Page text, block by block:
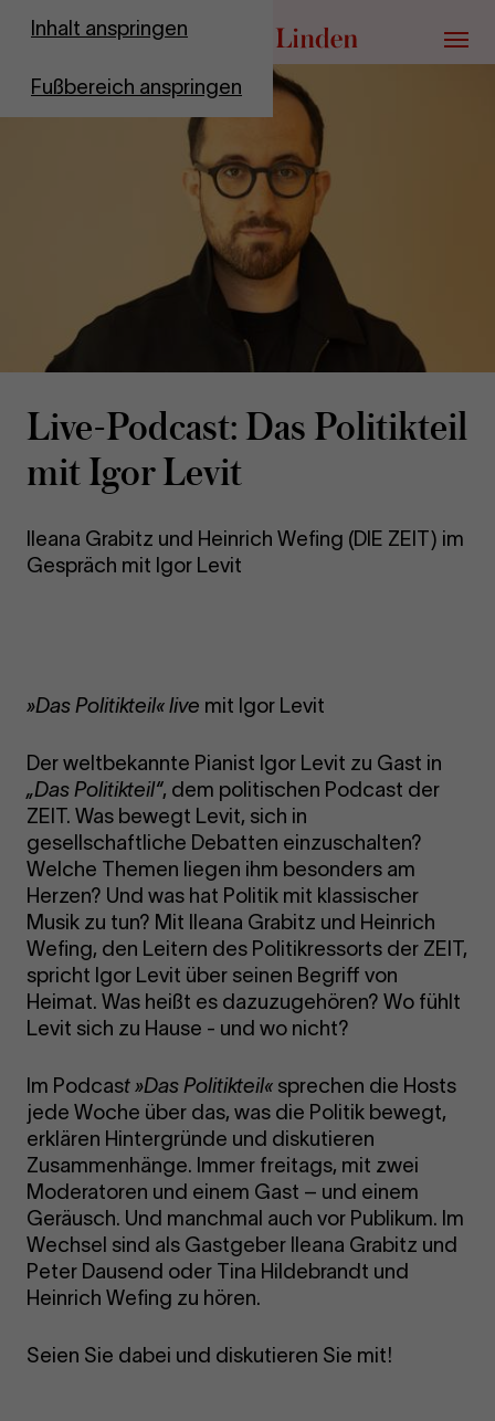
Inhalt anspringen
Fußbereich anspringen
Zur Startseite
Menü
Live-​Podcast: Das Po­li­tik­teil
mit Igor Levit
Ileana Grabitz und Heinrich Wefing (DIE ZEIT) im
Gespräch mit Igor Levit
»Das Politikteil« live mit Igor Levit
Der weltbekannte Pianist Igor Levit zu Gast in
„Das Politikteil“, dem politischen Podcast der
ZEIT. Was bewegt Levit, sich in
gesellschaftliche Debatten einzuschalten?
Welche Themen liegen ihm besonders am
Herzen? Und was hat Politik mit klassischer
Musik zu tun? Mit Ileana Grabitz und Heinrich
Wefing, den Leitern des Politikressorts der ZEIT,
spricht Igor Levit über seinen Begriff von
Heimat. Was heißt es dazuzugehören? Wo fühlt
Levit sich zu Hause - und wo nicht?
Im Podcast »Das Politikteil« sprechen die Hosts
jede Woche über das, was die Politik bewegt,
erklären Hintergründe und diskutieren
Zusammenhänge. Immer freitags, mit zwei
Moderatoren und einem Gast – und einem
Geräusch. Und manchmal auch vor Publikum. Im
Wechsel sind als Gastgeber Ileana Grabitz und
Peter Dausend oder Tina Hildebrandt und
Heinrich Wefing zu hören.
Seien Sie dabei und diskutieren Sie mit!